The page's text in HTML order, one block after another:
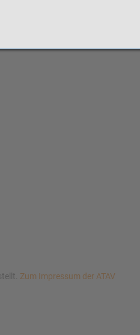
Zum Impressum der ATAV